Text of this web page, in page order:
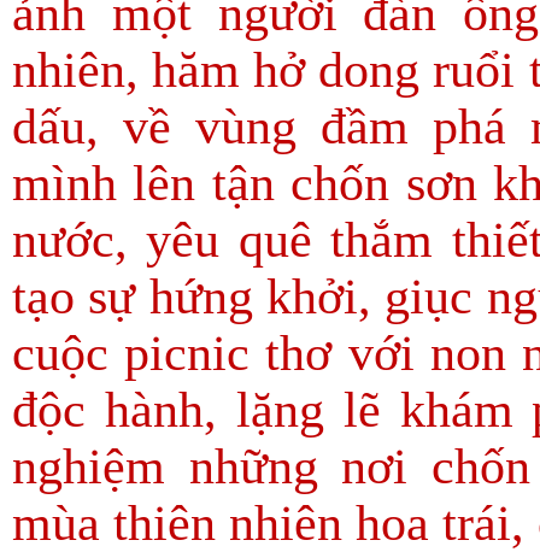
ảnh một người đàn
nhiên, hăm hở dong ruổi
dấu, về vùng đầm phá
mình lên tận chốn sơn
nước, yêu quê thắm
tạo sự hứng khởi, giục
cuộc picnic thơ với non
độc hành, lặng lẽ khám
nghiệm những nơi
mùa thiên nhiên hoa